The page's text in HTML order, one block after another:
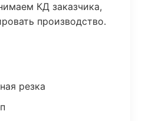
КД заказчика,
производство.
резка